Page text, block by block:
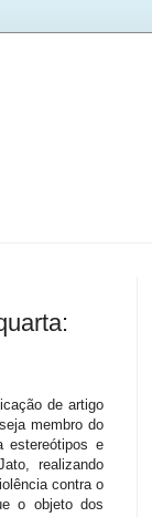
de artigo
membro do
estereótipos e
realizando
contra o
o objeto dos